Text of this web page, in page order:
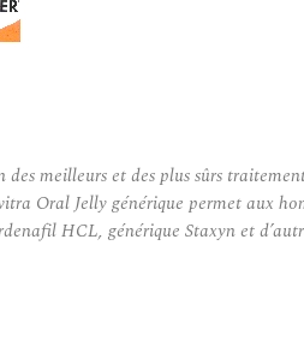
meilleurs et des plus sûrs
Oral Jelly générique permet aux
HCL, générique Staxyn et